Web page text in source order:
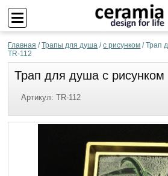
Главная /Трапы для душа /с рисунком /Трап
TR-112
Трап для душа с рисунком
Артикул:TR-112